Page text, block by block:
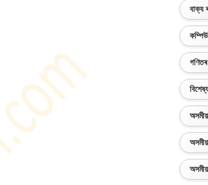
বাক্য